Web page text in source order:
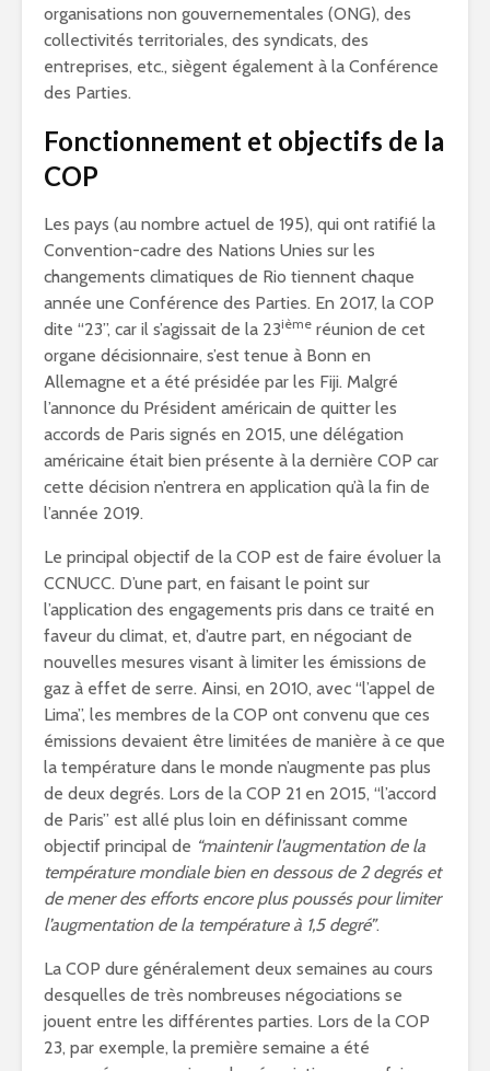
organisations non gouvernementales (ONG), des
collectivités territoriales, des syndicats, des
entreprises, etc., siègent également à la Conférence
des Parties.
Fonctionnement et objectifs de la
COP
Les pays (au nombre actuel de 195), qui ont ratifié la
Convention-cadre des Nations Unies sur les
changements climatiques de Rio tiennent chaque
année une Conférence des Parties. En 2017, la COP
dite “23”, car il s’agissait de la 23ième réunion de cet
organe décisionnaire, s’est tenue à Bonn en
Allemagne et a été présidée par les Fiji. Malgré
l’annonce du Président américain de quitter les
accords de Paris signés en 2015, une délégation
américaine était bien présente à la dernière COP car
cette décision n’entrera en application qu’à la fin de
l’année 2019.
Le principal objectif de la COP est de faire évoluer la
CCNUCC. D’une part, en faisant le point sur
l’application des engagements pris dans ce traité en
faveur du climat, et, d’autre part, en négociant de
nouvelles mesures visant à limiter les émissions de
gaz à effet de serre. Ainsi, en 2010, avec “l’appel de
Lima”, les membres de la COP ont convenu que ces
émissions devaient être limitées de manière à ce que
la température dans le monde n’augmente pas plus
de deux degrés. Lors de la COP 21 en 2015, “l’accord
de Paris” est allé plus loin en définissant comme
objectif principal de “maintenir l’augmentation de la
température mondiale bien en dessous de 2 degrés et
de mener des efforts encore plus poussés pour limiter
l’augmentation de la température à 1,5 degré”.
La COP dure généralement deux semaines au cours
desquelles de très nombreuses négociations se
jouent entre les différentes parties. Lors de la COP
23, par exemple, la première semaine a été